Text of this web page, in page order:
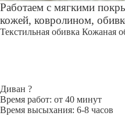
Работаем с мягкими
кожей, ковролином,
Текстильная обивка Кожаная
Диван ?
Время работ: от 40 минут
Время высыхания: 6-8 часов